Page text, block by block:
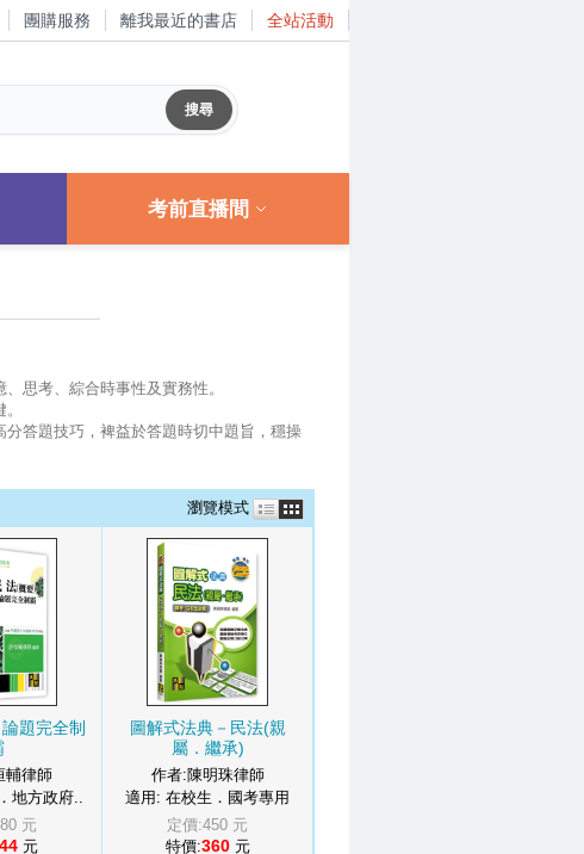
團購服務 離我最近的書店 全站活動
考前直播間
思考、綜合時事性及實務性。
答題技巧，裨益於答題時切中題旨，穩操
瀏覽模式
題完全制
輔律師
地方政府..
元
元
圖解式法典－民法(親
屬．繼承)
作者:陳明珠律師
適用: 在校生．國考專用
定價:450 元
特價:360元